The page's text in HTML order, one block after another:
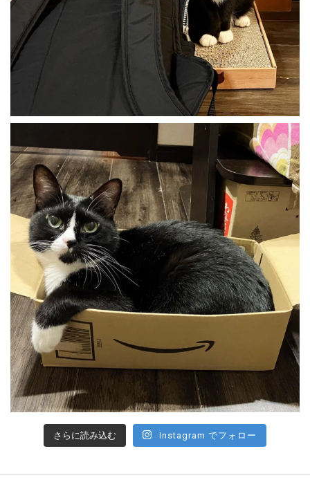
さらに読み込む Instagram でフォロー